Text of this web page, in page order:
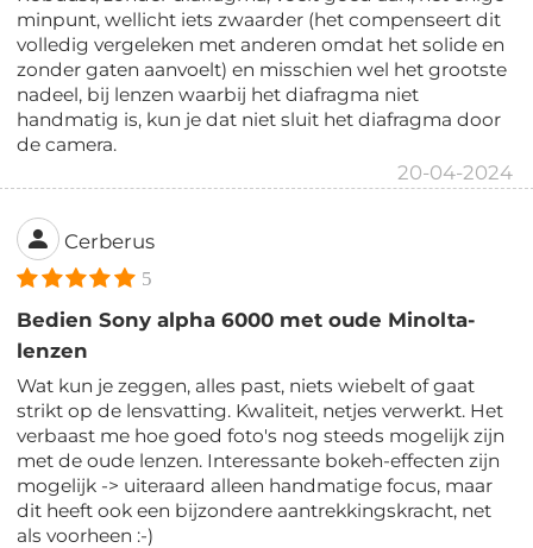
minpunt, wellicht iets zwaarder (het compenseert dit
volledig vergeleken met anderen omdat het solide en
zonder gaten aanvoelt) en misschien wel het grootste
nadeel, bij lenzen waarbij het diafragma niet
handmatig is, kun je dat niet sluit het diafragma door
de camera.
20-04-2024
Cerberus
5
Bedien Sony alpha 6000 met oude Minolta-
lenzen
Wat kun je zeggen, alles past, niets wiebelt of gaat
strikt op de lensvatting. Kwaliteit, netjes verwerkt. Het
verbaast me hoe goed foto's nog steeds mogelijk zijn
met de oude lenzen. Interessante bokeh-effecten zijn
mogelijk -> uiteraard alleen handmatige focus, maar
dit heeft ook een bijzondere aantrekkingskracht, net
als voorheen :-)